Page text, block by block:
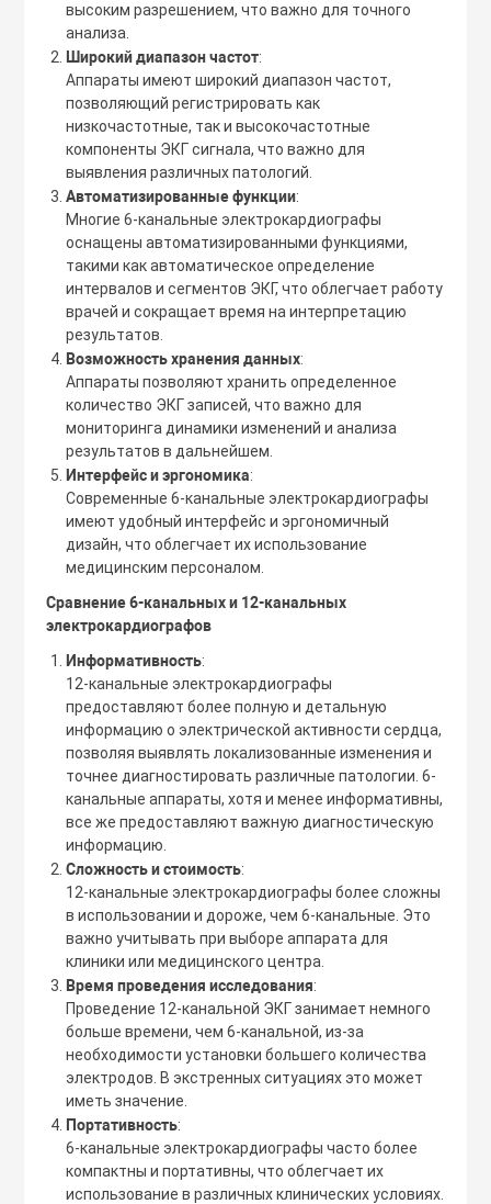
высоким разрешением, что важно для точного
анализа.
Широкий диапазон частот:
Аппараты имеют широкий диапазон частот,
позволяющий регистрировать как
низкочастотные, так и высокочастотные
компоненты ЭКГ сигнала, что важно для
выявления различных патологий.
Автоматизированные функции:
Многие 6-канальные электрокардиографы
оснащены автоматизированными функциями,
такими как автоматическое определение
интервалов и сегментов ЭКГ, что облегчает работу
врачей и сокращает время на интерпретацию
результатов.
Возможность хранения данных:
Аппараты позволяют хранить определенное
количество ЭКГ записей, что важно для
мониторинга динамики изменений и анализа
результатов в дальнейшем.
Интерфейс и эргономика:
Современные 6-канальные электрокардиографы
имеют удобный интерфейс и эргономичный
дизайн, что облегчает их использование
медицинским персоналом.
Сравнение 6-канальных и 12-канальных
электрокардиографов
Информативность:
12-канальные электрокардиографы
предоставляют более полную и детальную
информацию о электрической активности сердца,
позволяя выявлять локализованные изменения и
точнее диагностировать различные патологии. 6-
канальные аппараты, хотя и менее информативны,
все же предоставляют важную диагностическую
информацию.
Сложность и стоимость:
12-канальные электрокардиографы более сложны
в использовании и дороже, чем 6-канальные. Это
важно учитывать при выборе аппарата для
клиники или медицинского центра.
Время проведения исследования:
Проведение 12-канальной ЭКГ занимает немного
больше времени, чем 6-канальной, из-за
необходимости установки большего количества
электродов. В экстренных ситуациях это может
иметь значение.
Портативность:
6-канальные электрокардиографы часто более
компактны и портативны, что облегчает их
использование в различных клинических условиях.